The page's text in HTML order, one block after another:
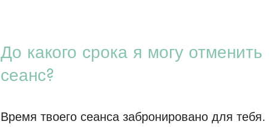
До какого срока я могу отменить
сеанс?
Время твоего сеанса забронировано для тебя.